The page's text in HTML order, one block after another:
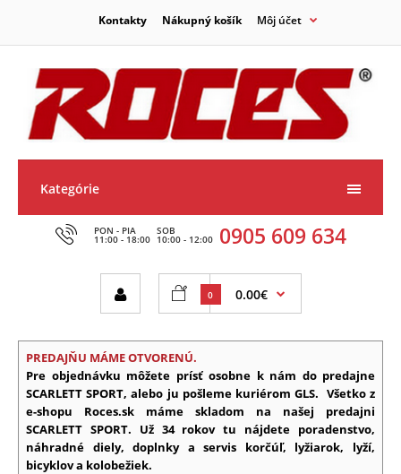
Kontakty Nákupný košík Môj účet
Kategórie
PON - PIA
11:00 - 18:00
SOB
10:00 - 12:00 0905 609 634
0 0.00€
PREDAJŇU MÁME OTVORENÚ.
Pre objednávku môžete prísť osobne k nám do predajne
SCARLETT SPORT, alebo ju pošleme kuriérom GLS. Všetko z
e-shopu Roces.sk máme skladom na našej predajni
SCARLETT SPORT. Už 34 rokov tu nájdete poradenstvo,
náhradné diely, doplnky a servis korčúľ, lyžiarok, lyží,
bicyklov a kolobežiek.